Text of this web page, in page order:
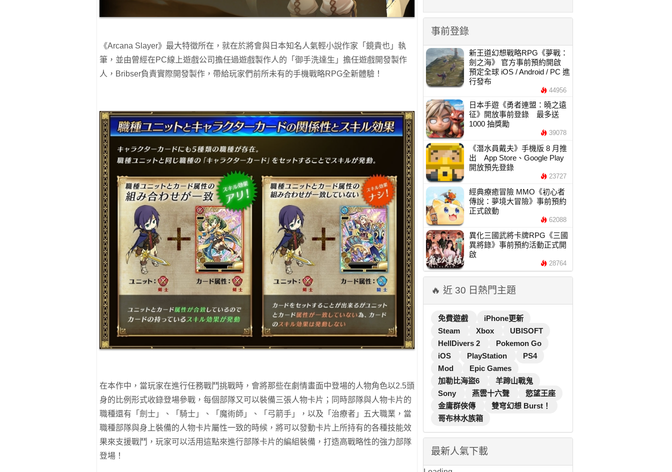
《Arcana Slayer》最大特徵所在，就在於將會與日本知名人氣輕小說作家「鏡貴也」執
筆，並由曾經在PC線上遊戲公司擔任過遊戲製作人的「御手洗達生」擔任遊戲開發製作
人，Bribser負責實際開發製作，帶給玩家們前所未有的手機戰略RPG全新體驗！
在本作中，當玩家在進行任務戰鬥挑戰時，會將那些在劇情畫面中登場的人物角色以2.5頭
身的比例形式收錄登場參戰，每個部隊又可以裝備三張人物卡片；同時部隊與人物卡片的
職種還有「劍士」、「騎士」、「魔術師」、「弓箭手」，以及「治療者」五大職業，當
職種部隊與身上裝備的人物卡片屬性一致的時候，將可以發動卡片上所持有的各種技能效
果來支援戰鬥，玩家可以活用這點來進行部隊卡片的編組裝備，打造高戰略性的強力部隊
登場！
事前登錄
新王道幻想戰略RPG《夢戰：
劍之海》 官方事前預約開啟
預定全球 iOS / Android / PC 進
行發布
44956
日本手遊《勇者連盟：曉之遠
征》開放事前登錄 最多送
1000 抽獎勵
39078
《潛水員戴夫》手機版 8 月推
出 App Store、Google Play
開放預先登錄
23727
經典療癒冒險 MMO《初心者
傳說：夢境大冒險》事前預約
正式啟動
62088
異化三國武將卡牌RPG《三國
異將錄》事前預約活動正式開
啟
28764
🔥 近 30 日熱門主題
免費遊戲
iPhone更新
Steam
Xbox
UBISOFT
HellDivers 2
Pokemon Go
iOS
PlayStation
PS4
Mod
Epic Games
加勒比海盜6
羊蹄山戰鬼
Sony
燕雲十六聲
慾望王座
金庸群俠傳
雙穹幻想 Burst！
哥布林水族箱
最新人氣下載